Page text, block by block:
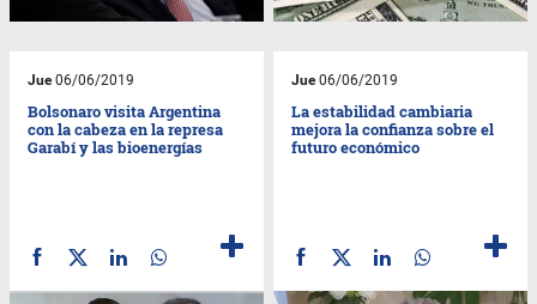
Jue06/06/2019
Bolsonaro visita Argentina
con la cabeza en la represa
Garabí y las bioenergías
Jue06/06/2019
La estabilidad cambiaria
mejora la confianza sobre el
futuro económico